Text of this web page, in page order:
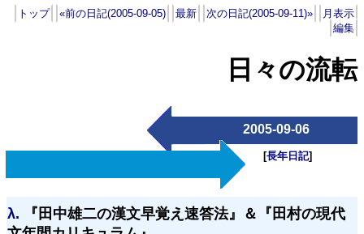
トップ «前の日記(2005-09-05) 最新 次の日記(2005-09-11)»
月表示
編集
日々の流転
2005-09-06
[長年日記]
λ. 『田中雄二の漢文早覚え速答法』＆『田村の現代